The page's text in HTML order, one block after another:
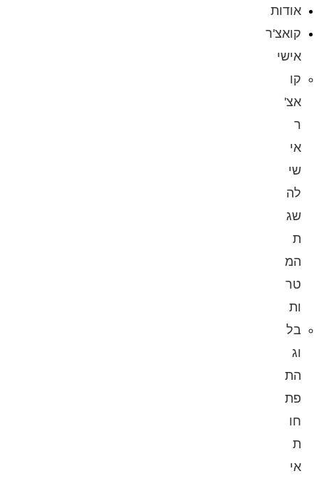
אודות
קואצ'ר
אישי
קו
אצ'
ר
אי
שי
לה
שג
ת
המ
טר
ות
בל
וג
הת
פת
חו
ת
אי